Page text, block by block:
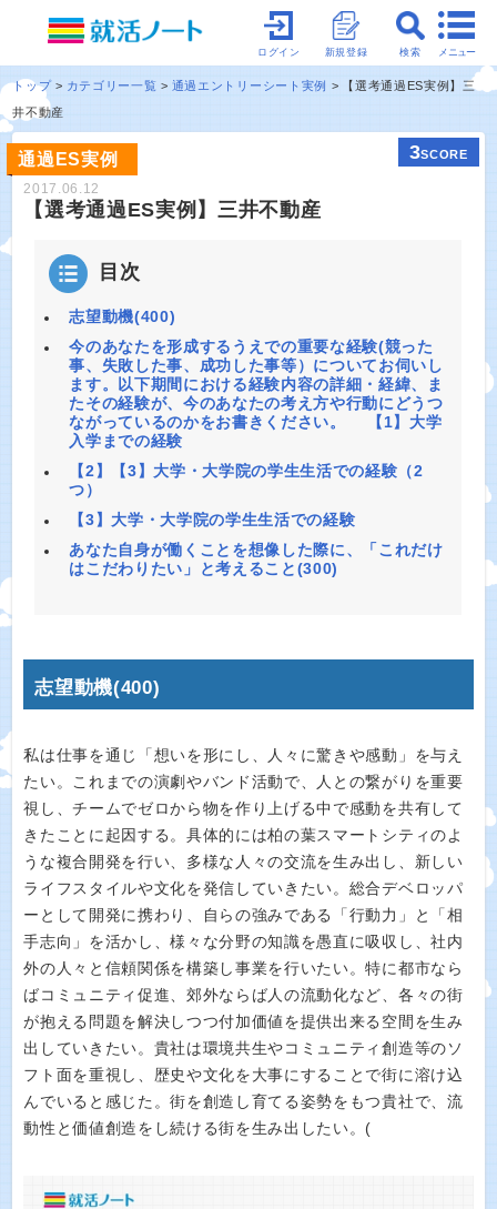
メニュー
検索
新規登録
ログイン
トップ カテゴリー一覧 通過エントリーシート実例
【選考通過ES実例】三
井不動産
通過ES実例 3SCORE
2017.06.12
【選考通過ES実例】三井不動産
目次
志望動機(400)
今のあなたを形成するうえでの重要な経験(競った
事、失敗した事、成功した事等）についてお伺いし
ます。以下期間における経験内容の詳細・経緯、ま
たその経験が、今のあなたの考え方や行動にどうつ
ながっているのかをお書きください。 【1】大学
入学までの経験
【2】【3】大学・大学院の学生生活での経験（2
つ）
【3】大学・大学院の学生生活での経験
あなた自身が働くことを想像した際に、「これだけ
はこだわりたい」と考えること(300)
志望動機(400)
私は仕事を通じ「想いを形にし、人々に驚きや感動」を与え
たい。これまでの演劇やバンド活動で、人との繋がりを重要
視し、チームでゼロから物を作り上げる中で感動を共有して
きたことに起因する。具体的には柏の葉スマートシティのよ
うな複合開発を行い、多様な人々の交流を生み出し、新しい
ライフスタイルや文化を発信していきたい。総合デベロッパ
ーとして開発に携わり、自らの強みである「行動力」と「相
手志向」を活かし、様々な分野の知識を愚直に吸収し、社内
外の人々と信頼関係を構築し事業を行いたい。特に都市なら
ばコミュニティ促進、郊外ならば人の流動化など、各々の街
が抱える問題を解決しつつ付加価値を提供出来る空間を生み
出していきたい。貴社は環境共生やコミュニティ創造等のソ
フト面を重視し、歴史や文化を大事にすることで街に溶け込
んでいると感じた。街を創造し育てる姿勢をもつ貴社で、流
動性と価値創造をし続ける街を生み出したい。(